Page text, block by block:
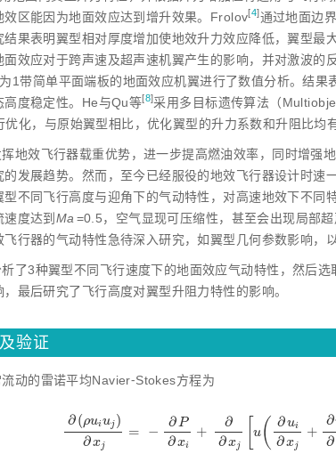
效区能因为地面效应达到增升效果。Frolov[4]通过地面边
结果表明翼型相对厚度增加使地效升力效应降低，翼型最
面效应对于跨声速及超声速机翼产生的影响，并对激波的
1带简单平面端板的地面效应机翼进行了数值分析。结
高度稳定性。He与Qu等[8]采用多目标遗传算法（
化，与原始翼型相比，优化翼型的升力系数和升阻比均
地效飞行器载重优势，进一步提高燃油效率，同时增强
的发展趋势。然而，至今已经服役的地效飞行器设计时
型不同飞行高度与迎角下的气动特性，对高速地效下不同
度达到 Ma =0.5，空气显现可压缩性，甚至会出现局部
行器的气动特性急待深入研究，如翼型几何参数影响，
了3种翼型不同飞行速度下的地面效应气动特性，然后
最后研究了飞行高度对翼型升阻力特性的影响。
验证
动的雷诺平均Navier⁃Stokes方程为
∂(ρuiuj )
∂xj
= −
∂P
∂xi
+
∂
∂xj
u( ∂ui
∂xj
+
∂
∂
∂(ρ uiu )∂ xj=-∂P∂x i+∂∂x u∂u i∂xj+ ∂uj ∂u